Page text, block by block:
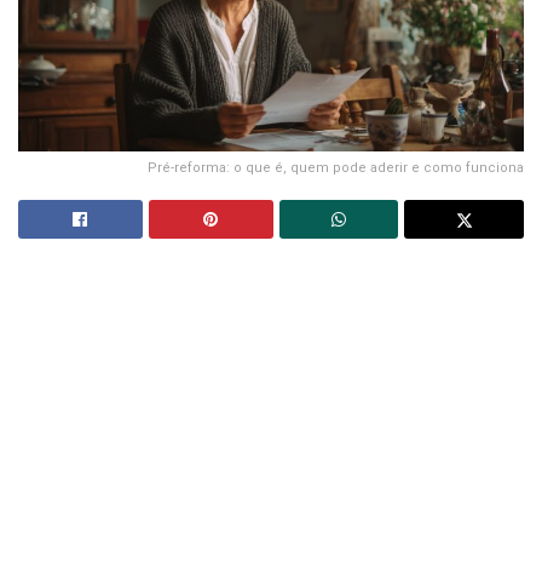
Pré-reforma: o que é, quem pode aderir e como funciona